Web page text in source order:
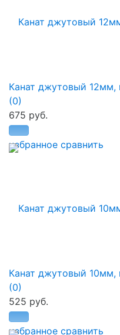
избранное сравнить
Канат джутовый 12мм,
(0)
675 руб.
избранное сравнить
Канат джутовый 10мм,
(0)
525 руб.